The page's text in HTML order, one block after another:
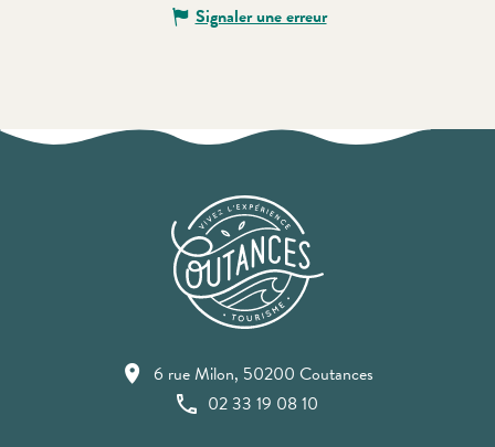
Signaler une erreur
6 rue Milon, 50200 Coutances
02 33 19 08 10